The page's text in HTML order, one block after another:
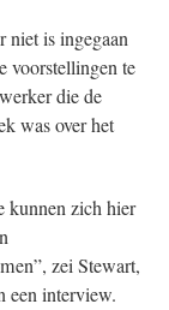
niet is ingegaan
voorstellingen te
die de
was over het
kunnen zich hier
zei Stewart,
een interview.